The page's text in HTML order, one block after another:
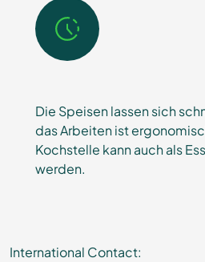
Die Speisen lassen sich
das Arbeiten ist
Kochstelle kann auch als
werden.
International Contact: